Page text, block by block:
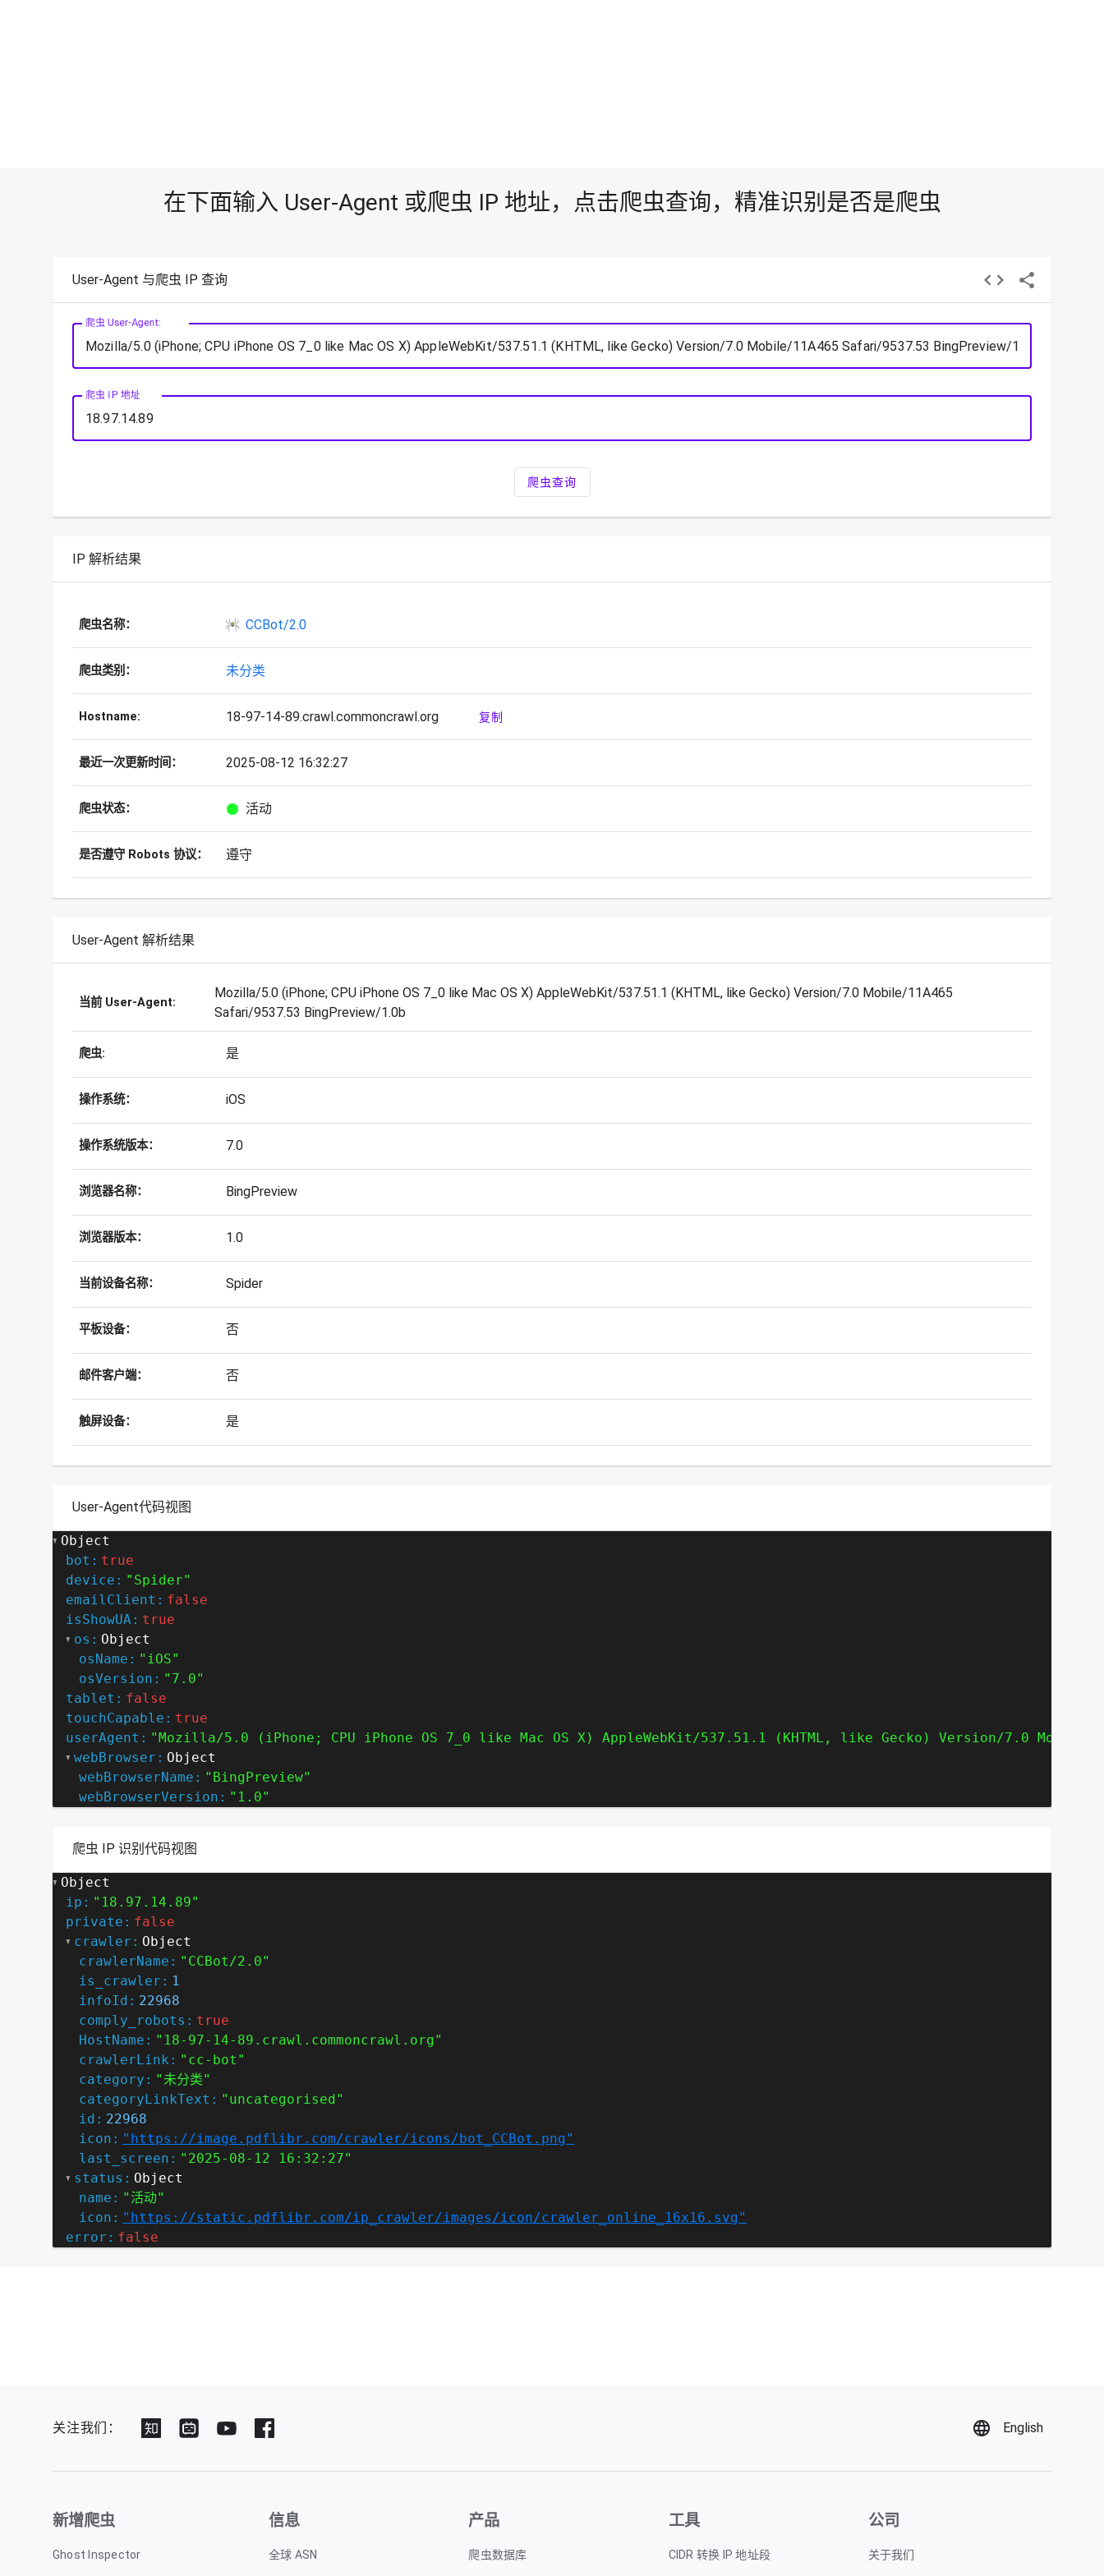
在下面输入 User-Agent 或爬虫 IP 地址，点击爬虫查询，精准识别是否是爬虫
User-Agent 与爬虫 IP 查询
爬虫 User-Agent:
爬虫 IP 地址
爬虫查询
IP 解析结果
爬虫名称： CCBot/2.0
爬虫类别： 未分类
Hostname: 18-97-14-89.crawl.commoncrawl.org 复制
最近一次更新时间： 2025-08-12 16:32:27
爬虫状态： 活动
是否遵守 Robots 协议： 遵守
User-Agent 解析结果
当前 User-Agent:
Mozilla/5.0 (iPhone; CPU iPhone OS 7_0 like Mac OS X) AppleWebKit/537.51.1 (KHTML, like Gecko) Version/7.0 Mobile/11A465
Safari/9537.53 BingPreview/1.0b
爬虫: 是
操作系统： iOS
操作系统版本： 7.0
浏览器名称： BingPreview
浏览器版本： 1.0
当前设备名称： Spider
平板设备： 否
邮件客户端： 否
触屏设备： 是
User-Agent代码视图
Object
bot: true
device: "Spider"
emailClient: false
isShowUA: true
os: Object
osName: "iOS"
osVersion: "7.0"
tablet: false
touchCapable: true
userAgent: "Mozilla/5.0 (iPhone; CPU iPhone OS 7_0 like Mac OS X) AppleWebKit/537.51.1 (KHTML, like Gecko) Version/7.0 Mobile/
webBrowser: Object
webBrowserName: "BingPreview"
webBrowserVersion: "1.0"
爬虫 IP 识别代码视图
Object
ip: "18.97.14.89"
private: false
crawler: Object
crawlerName: "CCBot/2.0"
is_crawler: 1
infoId: 22968
comply_robots: true
HostName: "18-97-14-89.crawl.commoncrawl.org"
crawlerLink: "cc-bot"
category: "未分类"
categoryLinkText: "uncategorised"
id: 22968
icon: "https://image.pdflibr.com/crawler/icons/bot_CCBot.png"
last_screen: "2025-08-12 16:32:27"
status: Object
name: "活动"
icon: "https://static.pdflibr.com/ip_crawler/images/icon/crawler_online_16x16.svg"
error: false
关注我们： English
新增爬虫
Ghost Inspector
信息
全球 ASN
产品
爬虫数据库
工具
CIDR 转换 IP 地址段
公司
关于我们